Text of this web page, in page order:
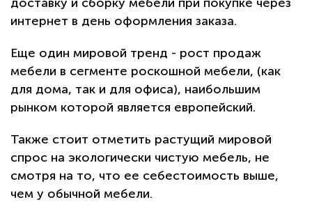
интернет в день оформления заказа.
Еще один мировой тренд - рост продаж
мебели в сегменте роскошной мебели, (как
для дома, так и для офиса), наибольшим
рынком которой является европейский.
Также стоит отметить растущий мировой
спрос на экологически чистую мебель, не
смотря на то, что ее себестоимость выше,
чем у обычной мебели.